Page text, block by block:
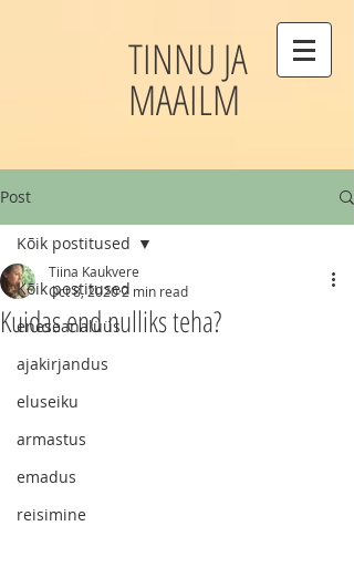
TINNU JA
MAAILM
Post
Kõik postitused
eneseanalüüs
ajakirjandus
eluseiku
armastus
emadus
reisimine
Kõik postitused
Kuidas end nulliks teha?
Tiina Kaukvere
Oct 8, 20202 min read